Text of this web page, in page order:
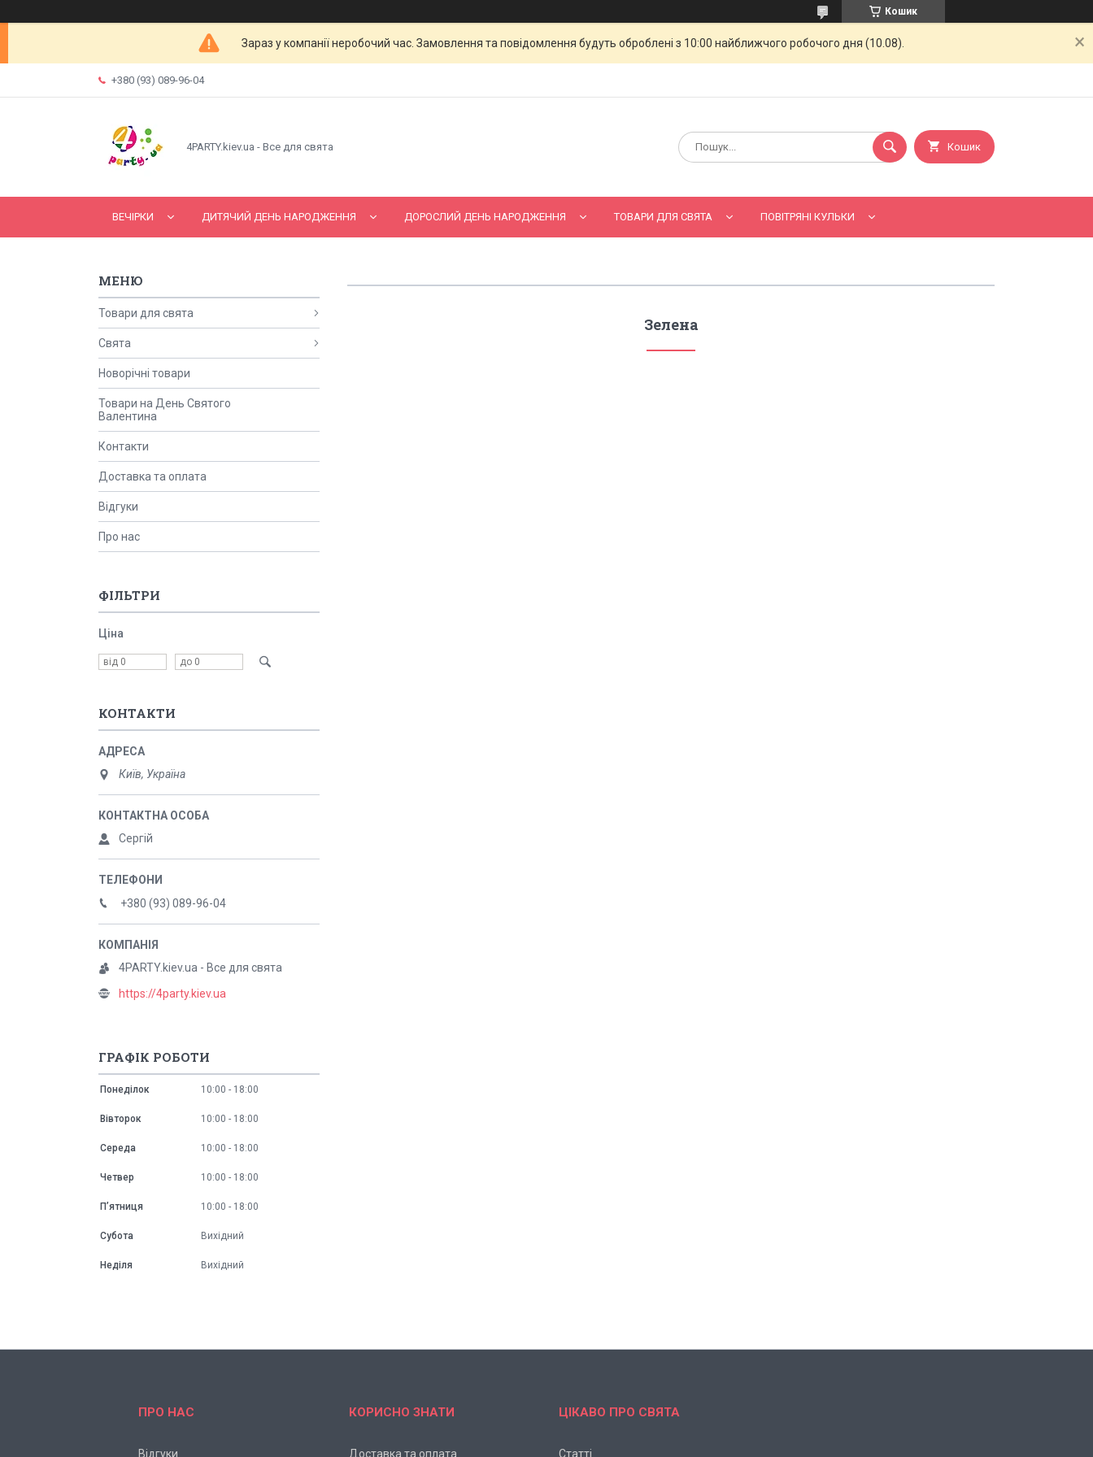
Кошик
Зараз у компанії неробочий час. Замовлення та повідомлення будуть оброблені з 10:00 найближчого робочого дня (10.08).
+380 (93) 089-96-04
4PARTY.kiev.ua - Все для свята Кошик
ВЕЧІРКИ ДИТЯЧИЙ ДЕНЬ НАРОДЖЕННЯ ДОРОСЛИЙ ДЕНЬ НАРОДЖЕННЯ ТОВАРИ ДЛЯ СВЯТА ПОВІТРЯНІ КУЛЬКИ
Зелена
Товари для свята
Свята
Новорічні товари
Товари на День Святого
Валентина
Контакти
Доставка та оплата
Відгуки
Про нас
ФІЛЬТРИ
Ціна
КОНТАКТИ
Київ, Україна
Сергій
+380 (93) 089-96-04
4PARTY.kiev.ua - Все для свята
https://4party.kiev.ua
ГРАФІК РОБОТИ
Понеділок 10:00 18:00
Вівторок 10:00 18:00
Середа 10:00 18:00
Четвер 10:00 18:00
Пʼятниця 10:00 18:00
Субота Вихідний
Неділя Вихідний
ПРО НАС
Відгуки
КОРИСНО ЗНАТИ
Доставка та оплата
ЦІКАВО ПРО СВЯТА
Статті